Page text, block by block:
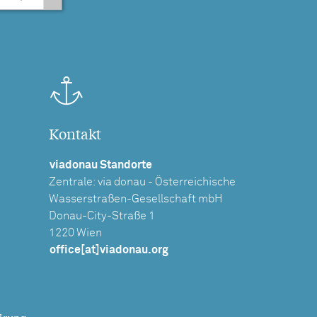
Kontakt
viadonau Standorte
Zentrale: via donau - Österreichische
Wasserstraßen-Gesellschaft mbH
Donau-City-Straße 1
1220 Wien
office[at]viadonau.org